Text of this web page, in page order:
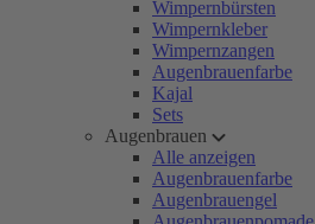
Wimpernbürsten
Wimpernkleber
Wimpernzangen
Augenbrauenfarbe
Kajal
Sets
Augenbrauen
Alle anzeigen
Augenbrauenfarbe
Augenbrauengel